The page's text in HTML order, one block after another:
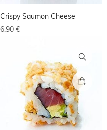
Crispy Saumon Cheese
6,90 €